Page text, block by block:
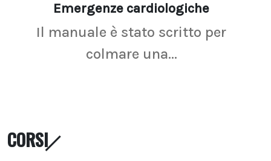
Emergenze cardiologiche
Il manuale è stato scritto per
colmare una...
CORSI